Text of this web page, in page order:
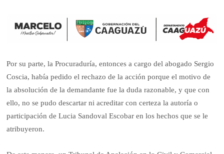
Por su parte, la Procuraduría, entonces a cargo del abogado Sergio
Coscia, había pedido el rechazo de la acción porque el motivo de
la absolución de la demandante fue la duda razonable, y que con
ello, no se pudo descartar ni acreditar con certeza la autoría o
participación de Lucia Sandoval Escobar en los hechos que se le
atribuyeron.